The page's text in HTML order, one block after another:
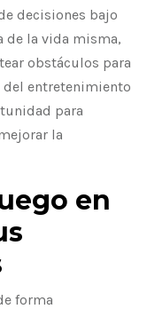
decisiones bajo
de la vida misma,
obstáculos para
del entretenimiento
para
la
en
forma